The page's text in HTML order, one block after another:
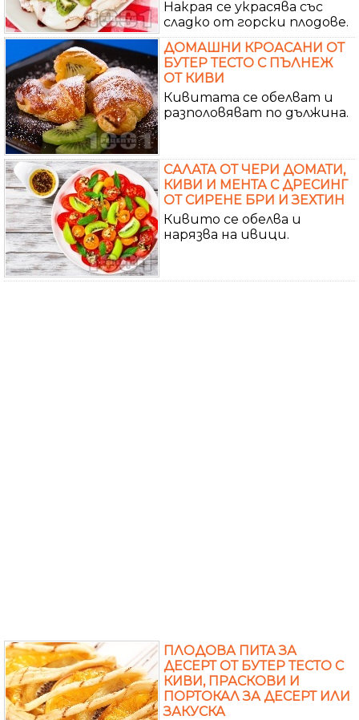
Накрая се украсява със
сладко от горски плодове.
ДОМАШНИ КРОАСАНИ ОТ
БУТЕР ТЕСТО С ПЪЛНЕЖ
ОТ КИВИ
Кивитата се обелват и
разполовяват по дължина.
САЛАТА ОТ ЧЕРИ ДОМАТИ,
КИВИ И МЕНТА С ДРЕСИНГ
ОТ СИРЕНЕ БРИ И ЗЕХТИН
Кивито се обелва и
нарязва на ивици.
ПЛОДОВА ПИТА ЗА
ДЕСЕРТ ОТ БУТЕР ТЕСТО С
КИВИ, ПРАСКОВИ И
ПОРТОКАЛ ЗА ДЕСЕРТ ИЛИ
ЗАКУСКА